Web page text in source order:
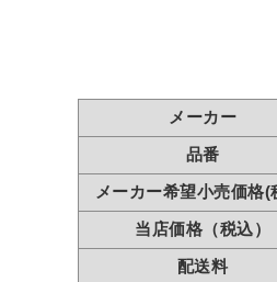
メーカー
品番
メーカー希望小売価格(
当店価格（税込）
配送料